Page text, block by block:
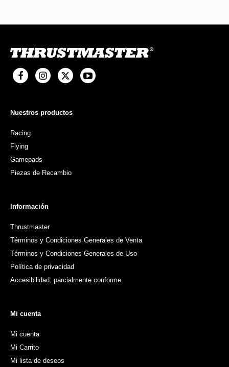
Nuestros productos
Racing
Flying
Gamepads
Piezas de Recambio
Información
Thrustmaster
Términos y Condiciones Generales de Venta
Términos y Condiciones Generales de Uso
Política de privacidad
Accesibilidad: parcialmente conforme
Mi cuenta
Mi cuenta
Mi Carrito
Mi lista de deseos